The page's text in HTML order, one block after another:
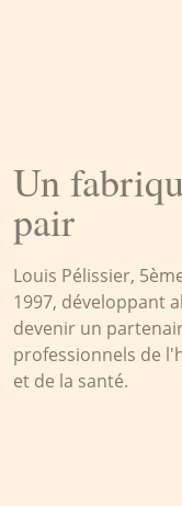
Un
pair
Louis Pélissier,
1997, développant
devenir un
professionnels de
et de la santé.